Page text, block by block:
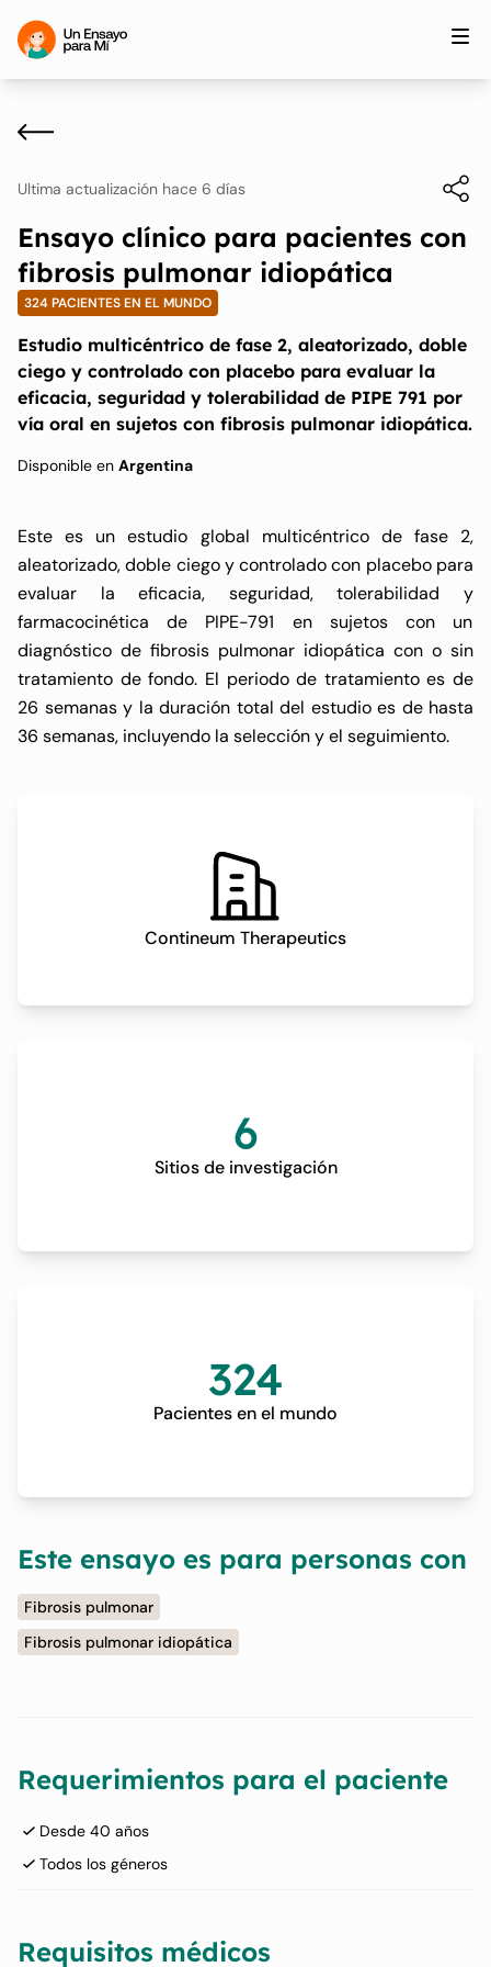
Ultima actualización hace 6 días
Ensayo clínico para pacientes con
fibrosis pulmonar idiopática
324 PACIENTES EN EL MUNDO
Estudio multicéntrico de fase 2, aleatorizado, doble
ciego y controlado con placebo para evaluar la
eficacia, seguridad y tolerabilidad de PIPE 791 por
vía oral en sujetos con fibrosis pulmonar idiopática.
Disponible en Argentina
Este es un estudio global multicéntrico de fase 2,
aleatorizado, doble ciego y controlado con placebo para
evaluar la eficacia, seguridad, tolerabilidad y
farmacocinética de PIPE-791 en sujetos con un
diagnóstico de fibrosis pulmonar idiopática con o sin
tratamiento de fondo. El periodo de tratamiento es de
26 semanas y la duración total del estudio es de hasta
36 semanas, incluyendo la selección y el seguimiento.
Contineum Therapeutics
6
Sitios de investigación
324
Pacientes en el mundo
Este ensayo es para personas con
Fibrosis pulmonar
Fibrosis pulmonar idiopática
Requerimientos para el paciente
Desde 40 años
Todos los géneros
Requisitos médicos